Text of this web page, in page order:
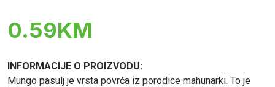
0.59KM
INFORMACIJE O PROIZVODU:
Mungo pasulj je vrsta povrća iz porodice mahunarki. To je